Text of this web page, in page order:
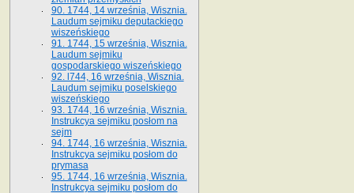
90. 1744, 14 września, Wisznia.
Laudum sejmiku deputackiego
wiszeńskiego
91. 1744, 15 września, Wisznia.
Laudum sejmiku
gospodarskiego wiszeńskiego
92. l744, 16 września, Wisznia.
Laudum sejmiku poselskiego
wiszeńskiego
93. 1744, 16 września, Wisznia.
Instrukcya sejmiku posłom na
sejm
94. 1744, 16 września, Wisznia.
Instrukcya sejmiku posłom do
prymasa
95. 1744, 16 września, Wisznia.
Instrukcya sejmiku posłom do